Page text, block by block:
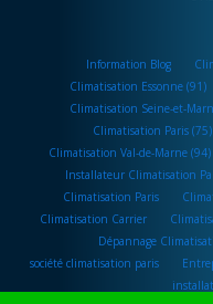
Information Blog
Climatisation Essonne (91)
Climatisation Seine-et-
Climatisation Paris (75)
Climatisation Val-de-Marne (94)
Installateur Climatisation
Climatisation Paris
Climatisation Carrier
Dépannage
société climatisation paris